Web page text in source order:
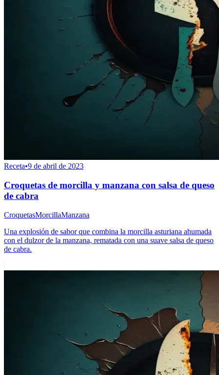
Receta•9 de abril de 2023
Croquetas de morcilla y manzana con salsa de queso
de cabra
CroquetasMorcillaManzana
Una explosión de sabor que combina la morcilla asturiana ahumada
con el dulzor de la manzana, rematada con una suave salsa de queso
de cabra.